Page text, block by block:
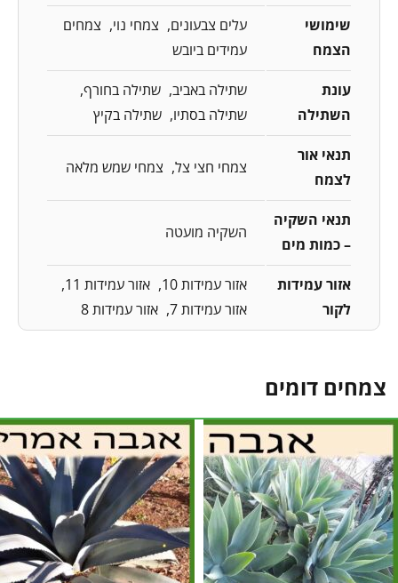
שימושי
הצמח
עלים צבעונים צמחי נוי
צמחים
עמידים ביובש
עונת
השתילה
שתילה באביב שתילה בחורף
שתילה בסתיו
שתילה בקיץ
תנאי אור
לצמח
צמחי חצי צל צמחי שמש מלאה
תנאי השקיה
– כמות מים
השקיה מועטה
אזור עמידות
לקור
אזור עמידות 10
אזור עמידות 11
אזור עמידות 7
אזור עמידות 8
צמחים דומים